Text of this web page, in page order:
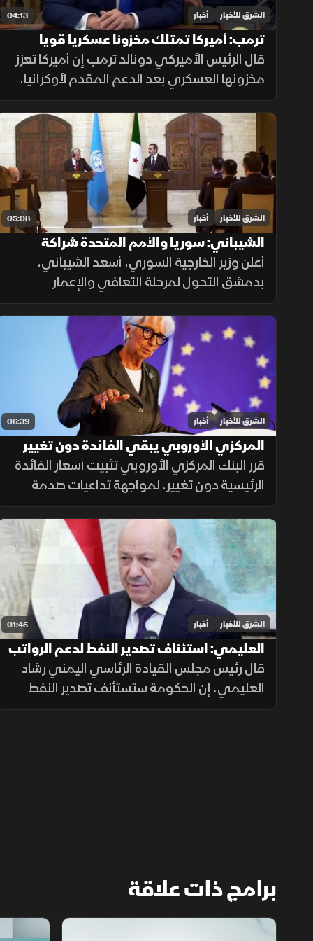
04:13 الشرق للأخبار أخبار
ترمب: أميركا تمتلك مخزونا عسكريا قويا
وتواصل تعزيز قدراتها
قال الرئيس الأميركي دونالد ترمب إن أميركا تعزز
مخزونها العسكري بعد الدعم المقدم لأوكرانيا،
مؤكدا أن شركات الدفاع توسع إنتاجها، وأن
واشنطن تواصل جهودها لإنهاء الحرب رغم
تعقيدات المشهد.
05:08 الشرق للأخبار أخبار
الشيباني: سوريا والأمم المتحدة شراكة
جديدة لدعم الاستثمار والتعافي
أعلن وزير الخارجية السوري، أسعد الشيباني،
بدمشق التحول لمرحلة التعافي والإعمار
بالشراكة مع الأمم المتحدة، مطالبا برفع العوائق
الاقتصادية ووقف الانتهاكات الإسرائيلية لضمان
الاستقرار الإقليمي.
06:39 الشرق للأخبار أخبار
المركزي الأوروبي يبقي الفائدة دون تغيير
لضمان استقرار التضخم
قرر البنك المركزي الأوروبي تثبيت أسعار الفائدة
الرئيسية دون تغيير، لمواجهة تداعيات صدمة
أسعار الطاقة وضمان عودة التضخم إلى
مستهدفه البالغ 2.8% وفق منهجية تعتمد على
البيانات الاقتصادية.
01:45 الشرق للأخبار أخبار
العليمي: استئناف تصدير النفط لدعم الرواتب
والاقتصاد اليمني
قال رئيس مجلس القيادة الرئاسي اليمني رشاد
العليمي، إن الحكومة ستستأنف تصدير النفط
وتوجه عائداته لصرف الرواتب وتحسين الخدمات
برامج ذات علاقة
مع الشرق الأوسط الخبر الآخر